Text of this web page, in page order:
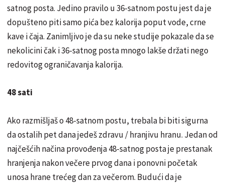
satnog posta. Jedino pravilo u 36-satnom postu jest da je
dopušteno piti samo pića bez kalorija poput vode, crne
kave i čaja. Zanimljivo je da su neke studije pokazale da se
nekolicini čak i 36-satnog posta mnogo lakše držati nego
redovitog ograničavanja kalorija.
48 sati
Ako razmišljaš o 48-satnom postu, trebala bi biti sigurna
da ostalih pet dana jedeš zdravu / hranjivu hranu. Jedan od
najčešćih načina provođenja 48-satnog posta je prestanak
hranjenja nakon večere prvog dana i ponovni početak
unosa hrane trećeg dan za večerom. Budući da je